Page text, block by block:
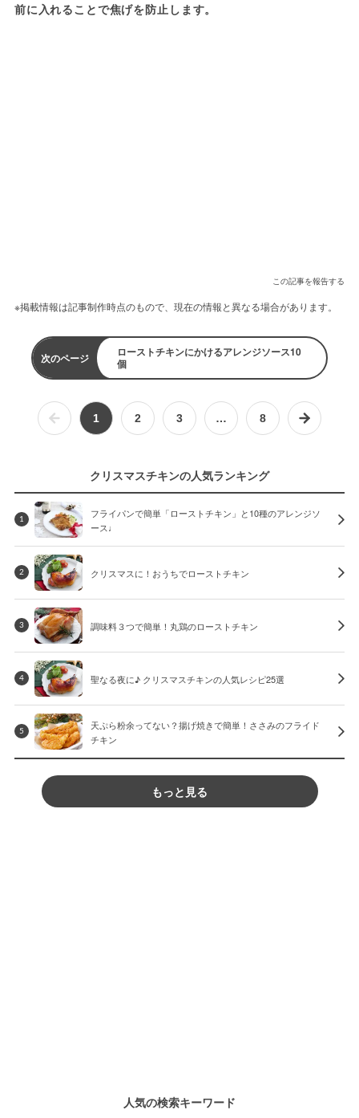
前に入れることで焦げを防止します。
この記事を報告する
※掲載情報は記事制作時点のもので、現在の情報と異なる場合があります。
次のページ
ローストチキンにかけるアレンジソース10
個
1 2 3 … 8
クリスマスチキンの人気ランキング
1
フライパンで簡単「ローストチキン」と10種のアレンジソ
ース♩
2 クリスマスに！おうちでローストチキン
3 調味料３つで簡単！丸鶏のローストチキン
4 聖なる夜に♪ クリスマスチキンの人気レシピ25選
5
天ぷら粉余ってない？揚げ焼きで簡単！ささみのフライド
チキン
もっと見る
人気の検索キーワード